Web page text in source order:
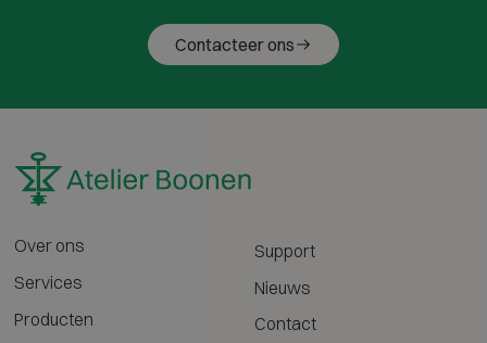
Contacteer ons
Over ons
Services
Producten
Support
Nieuws
Contact